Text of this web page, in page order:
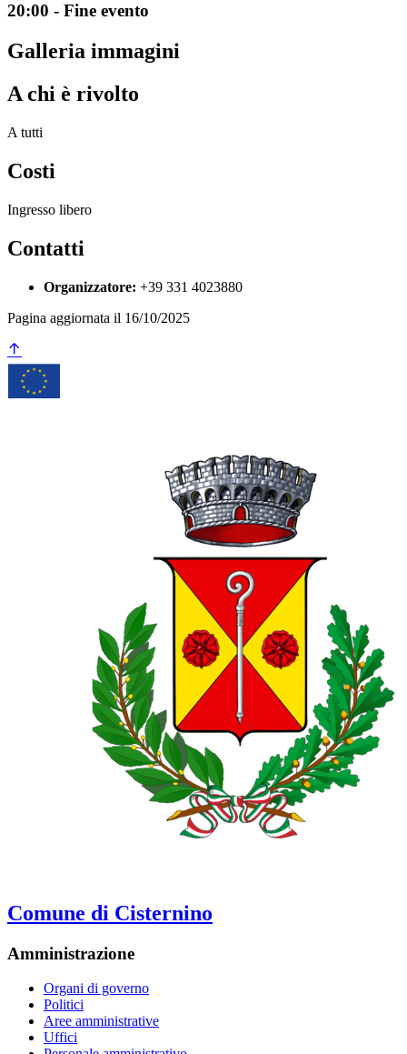
20:00 - Fine evento
Galleria immagini
A chi è rivolto
A tutti
Costi
Ingresso libero
Contatti
Organizzatore: +39 331 4023880
Pagina aggiornata il 16/10/2025
Comune di Cisternino
Amministrazione
Organi di governo
Politici
Aree amministrative
Uffici